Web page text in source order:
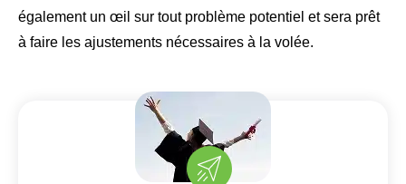
également un œil sur tout problème potentiel et sera prêt
à faire les ajustements nécessaires à la volée.